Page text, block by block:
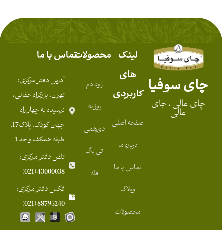
لینک
های
کاربردی
صفحه اصلی
درباره ما
تماس با ما
وبلاگ
محصولات
محصولات
زود دم
روزانه
دورهمی
تی بگ
فله
چای سوفیا
چای عالی ، جای
عالی
تماس با ما
آدرس دفتر مرکزی:
تهران، بزرگراه حقانی،
نرسیده به چهار راه
جهان کودک، پلاک17،
طبقه همکف واحد 1
تلفن دفتر مرکزی:
43000038 (021)
فکس دفتر مرکزی:
88795240 (021)